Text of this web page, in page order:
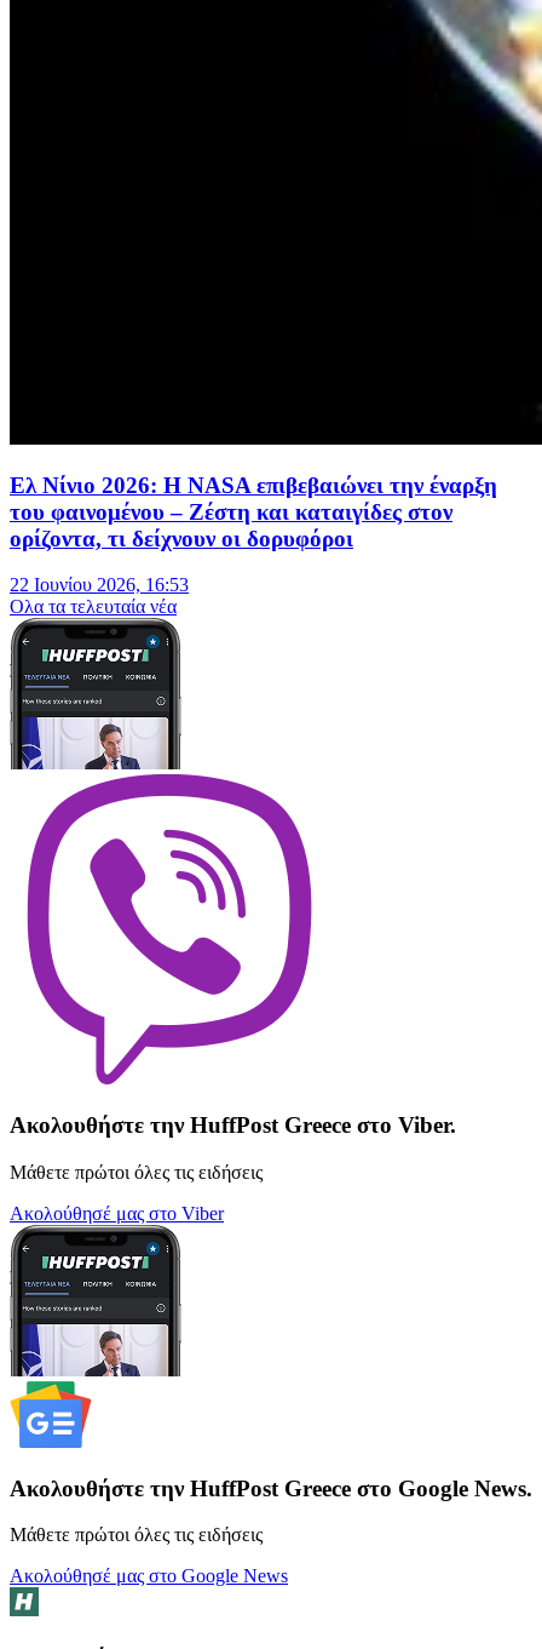
Ελ Νίνιο 2026: Η NASA επιβεβαιώνει την έναρξη
του φαινομένου – Ζέστη και καταιγίδες στον
ορίζοντα, τι δείχνουν οι δορυφόροι
22 Ιουνίου 2026, 16:53
Oλα τα τελευταία νέα
Ακολουθήστε την HuffPost Greece στο Viber.
Μάθετε πρώτοι όλες τις ειδήσεις
Ακολούθησέ μας στο Viber
Ακολουθήστε την HuffPost Greece στο Google News.
Μάθετε πρώτοι όλες τις ειδήσεις
Ακολούθησέ μας στο Google News